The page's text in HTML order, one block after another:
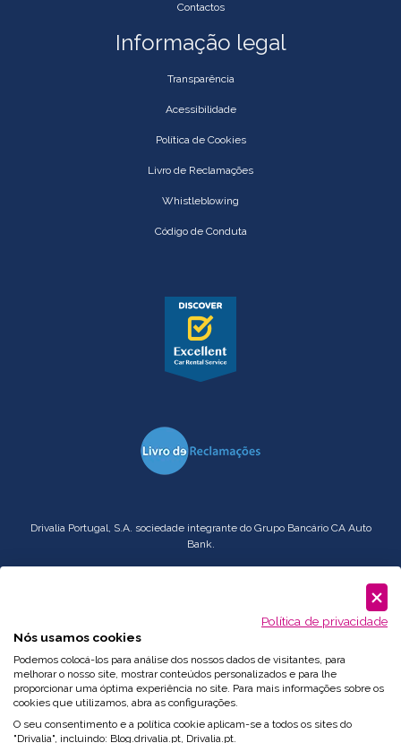
Contactos
Informação legal
Transparência
Acessibilidade
Política de Cookies
Livro de Reclamações
Whistleblowing
Código de Conduta
Drivalia Portugal, S.A. sociedade integrante do Grupo Bancário CA Auto
Bank.
Política de privacidade
Nós usamos cookies
Podemos colocá-los para análise dos nossos dados de visitantes, para
melhorar o nosso site, mostrar conteúdos personalizados e para lhe
proporcionar uma óptima experiência no site. Para mais informações sobre os
cookies que utilizamos, abra as configurações.
O seu consentimento e a política cookie aplicam-se a todos os sites do
"Drivalia", incluindo: Blog.drivalia.pt, Drivalia.pt.